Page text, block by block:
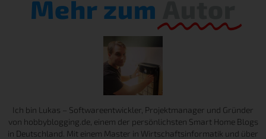
Mehr zum
Ich bin Lukas – Softwareentwickler, Projektmanager und Gründer
von hobbyblogging.de, einem der persönlichsten Smart Home Blogs
in Deutschland. Mit einem Master in Wirtschaftsinformatik und über